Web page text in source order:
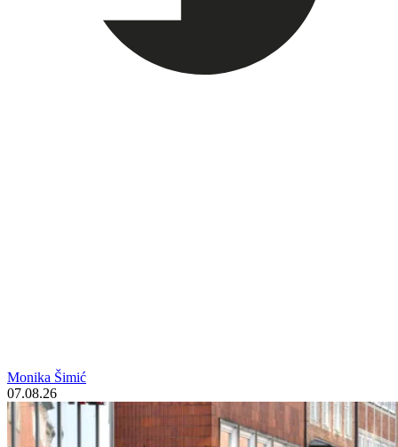
Monika Šimić
07.08.26